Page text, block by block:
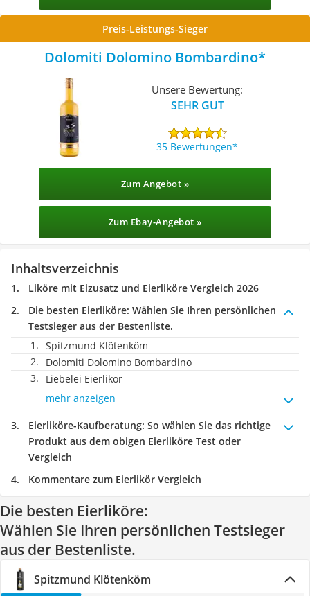
Preis-Leistungs-Sieger
Dolomiti Dolomino Bombardino
Unsere Bewertung:
SEHR GUT
35 Bewertungen
Zum Angebot »
Zum Ebay-Angebot »
Inhaltsverzeichnis
Liköre mit Eizusatz und Eierliköre Vergleich 2026
Die besten Eierliköre: Wählen Sie Ihren persönlichen
Testsieger aus der Bestenliste.
Spitzmund Klötenköm
Dolomiti Dolomino Bombardino
Liebelei Eierlikör
mehr anzeigen
Eierliköre-Kaufberatung: So wählen Sie das richtige
Produkt aus dem obigen Eierliköre Test oder
Vergleich
Kommentare zum Eierlikör Vergleich
Die besten Eierliköre:
Wählen Sie Ihren persönlichen Testsieger
aus der Bestenliste.
Spitzmund Klötenköm